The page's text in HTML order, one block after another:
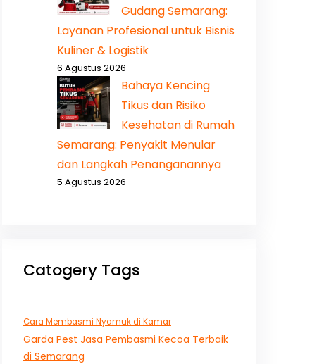
Gudang Semarang:
Layanan Profesional untuk Bisnis
Kuliner & Logistik
6 Agustus 2026
Bahaya Kencing
Tikus dan Risiko
Kesehatan di Rumah
Semarang: Penyakit Menular
dan Langkah Penanganannya
5 Agustus 2026
Catogery Tags
Cara Membasmi Nyamuk di Kamar
Garda Pest Jasa Pembasmi Kecoa Terbaik
di Semarang